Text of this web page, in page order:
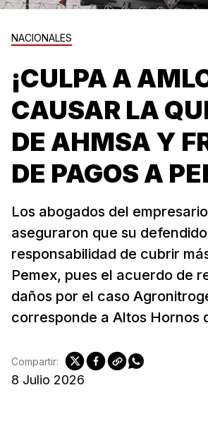
NACIONALES
¡CULPA A
CAUSAR LA
DE AHMSA Y
DE PAGOS A
Los abogados del
aseguraron que su
responsabilidad de cubrir
Pemex, pues el acuerdo de
daños por el caso
corresponde a Altos Hornos
8 Julio 2026
Compartir: